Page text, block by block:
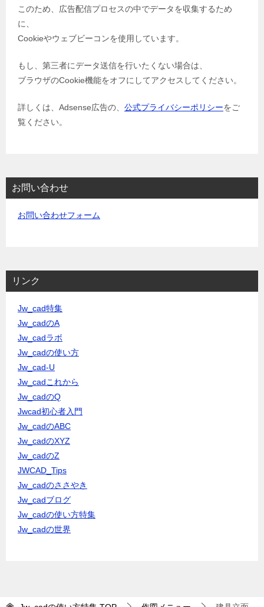
このため、広告配信プロセスの中でデータを収集するため
に、
Cookieやウェブビーコンを使用しています。
もし、第三者にデータ送信を行いたくない場合は、
ブラウザのCookie機能をオフにしてアクセスしてください。
詳しくは、Adsense広告の、 公式プライバシーポリシーをご
覧ください。
お問い合わせ
お問い合わせフォーム
リンク
Jw_cad特集
Jw_cadのA
Jw_cadラボ
Jw_cadの使い方
Jw_cad-U
Jw_cadこれから
Jw_cadのQ
Jwcad初心者入門
Jw_cadのABC
Jw_cadのXYZ
Jw_cadのZ
JWCAD_Tips
Jw_cadのささやき
Jw_cadブログ
Jw_cadの使い方特集
Jw_cadの世界